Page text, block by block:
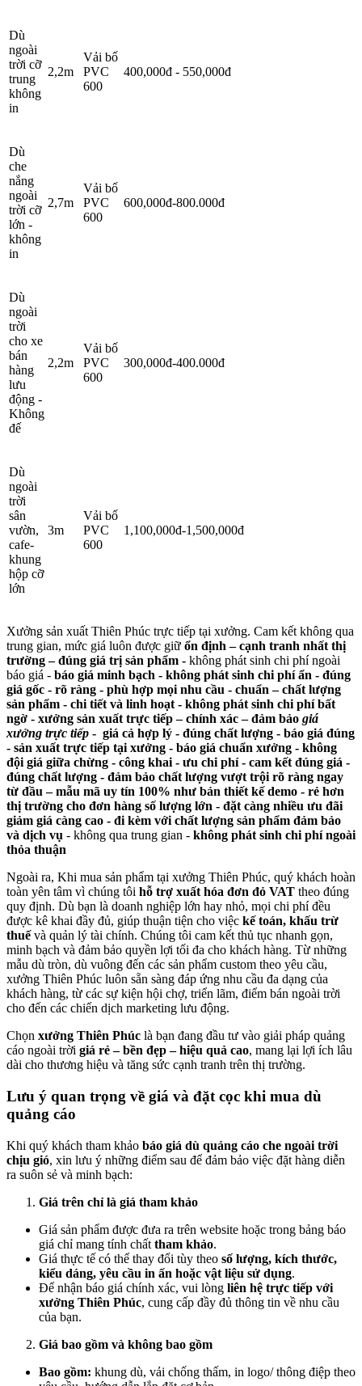
Dù
ngoài
trời cỡ
trung
không
in
2,2m
Vải bố
PVC
600
400,000đ - 550,000đ
Dù
che
nắng
ngoài
trời cỡ
lớn -
không
in
2,7m
Vải bố
PVC
600
600,000đ-800.000đ
Dù
ngoài
trời
cho xe
bán
hàng
lưu
động -
Không
đế
2,2m
Vải bố
PVC
600
300,000đ-400.000đ
Dù
ngoài
trời
sân
vườn,
cafe-
khung
hộp cỡ
lớn
3m
Vải bố
PVC
600
1,100,000đ-1,500,000đ
Xưởng sản xuất Thiên Phúc trực tiếp tại xưởng. Cam kết không qua
trung gian, mức giá luôn được giữ ổn định – cạnh tranh nhất thị
trường – đúng giá trị sản phẩm - không phát sinh chi phí ngoài
báo giá - báo giá minh bạch - không phát sinh chi phí ẩn - đúng
giá gốc - rõ ràng - phù hợp mọi nhu cầu - chuẩn – chất lượng
sản phẩm - chi tiết và linh hoạt - không phát sinh chi phí bất
ngờ - xưởng sản xuất trực tiếp – chính xác – đảm bảo giá
xưởng trực tiếp - giá cả hợp lý - đúng chất lượng - báo giá đúng
- sản xuất trực tiếp tại xưởng - báo giá chuẩn xưởng - không
đội giá giữa chừng - công khai - ưu chi phí - cam kết đúng giá -
đúng chất lượng - đảm bảo chất lượng vượt trội rõ ràng ngay
từ đầu – mẫu mã uy tín 100% như bản thiết kế demo - rẻ hơn
thị trường cho đơn hàng số lượng lớn - đặt càng nhiều ưu đãi
giảm giá càng cao - đi kèm với chất lượng sản phẩm đảm bảo
và dịch vụ - không qua trung gian - không phát sinh chi phí ngoài
thỏa thuận
Ngoài ra, Khi mua sản phẩm tại xưởng Thiên Phúc, quý khách hoàn
toàn yên tâm vì chúng tôi hỗ trợ xuất hóa đơn đỏ VAT theo đúng
quy định. Dù bạn là doanh nghiệp lớn hay nhỏ, mọi chi phí đều
được kê khai đầy đủ, giúp thuận tiện cho việc kế toán, khấu trừ
thuếvà quản lý tài chính. Chúng tôi cam kết thủ tục nhanh gọn,
minh bạch và đảm bảo quyền lợi tối đa cho khách hàng. Từ những
mẫu dù tròn, dù vuông đến các sản phẩm custom theo yêu cầu,
xưởng Thiên Phúc luôn sẵn sàng đáp ứng nhu cầu đa dạng của
khách hàng, từ các sự kiện hội chợ, triển lãm, điểm bán ngoài trời
cho đến các chiến dịch marketing lưu động.
Chọn xưởng Thiên Phúc là bạn đang đầu tư vào giải pháp quảng
cáo ngoài trời giá rẻ – bền đẹp – hiệu quả cao, mang lại lợi ích lâu
dài cho thương hiệu và tăng sức cạnh tranh trên thị trường.
Lưu ý quan trọng về giá và đặt cọc khi mua dù
quảng cáo
Khi quý khách tham khảo báo giá dù quảng cáo che ngoài trời
chịu gió, xin lưu ý những điểm sau để đảm bảo việc đặt hàng diễn
ra suôn sẻ và minh bạch:
Giá trên chỉ là giá tham khảo
Giá sản phẩm được đưa ra trên website hoặc trong bảng báo
giá chỉ mang tính chất tham khảo.
Giá thực tế có thể thay đổi tùy theo số lượng, kích thước,
kiểu dáng, yêu cầu in ấn hoặc vật liệu sử dụng.
Để nhận báo giá chính xác, vui lòng liên hệ trực tiếp với
xưởng Thiên Phúc, cung cấp đầy đủ thông tin về nhu cầu
của bạn.
Giá bao gồm và không bao gồm
Bao gồm: khung dù, vải chống thấm, in logo/ thông điệp theo